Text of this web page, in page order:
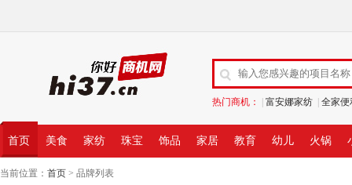
热门商机： 富安娜家纺 全家便
首页 美食 家纺 珠宝 饰品 家居 教育 幼儿 火锅
当前位置： 首页 > 品牌列表